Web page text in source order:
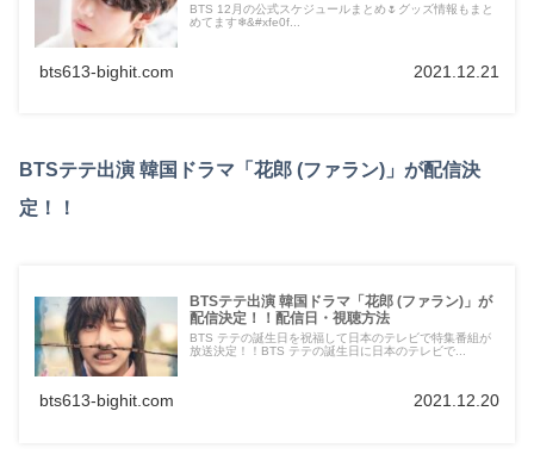
BTS 12月の公式スケジュールまとめ🌷グッズ情報もまと
めてます❄&#xfe0f...
bts613-bighit.com 2021.12.21
BTSテテ出演 韓国ドラマ「花郎 (ファラン)」が配信決
定！！
BTSテテ出演 韓国ドラマ「花郎 (ファラン)」が
配信決定！！配信日・視聴方法
BTS テテの誕生日を祝福して日本のテレビで特集番組が
放送決定！！BTS テテの誕生日に日本のテレビで...
bts613-bighit.com 2021.12.20